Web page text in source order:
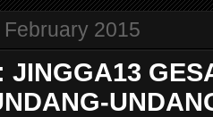
2015
JINGGA13